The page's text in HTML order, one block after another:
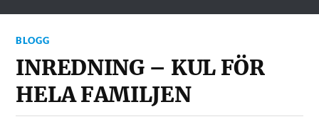
BLOGG
INREDNING – KUL FÖR
HELA FAMILJEN